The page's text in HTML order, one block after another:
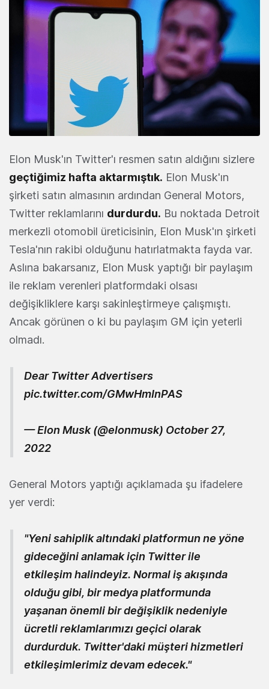
Elon Musk'ın Twitter'ı resmen satın aldığını sizlere
geçtiğimiz hafta aktarmıştık. Elon Musk'ın
şirketi satın almasının ardından General Motors,
Twitter reklamlarını durdurdu. Bu noktada Detroit
merkezli otomobil üreticisinin, Elon Musk'ın şirketi
Tesla'nın rakibi olduğunu hatırlatmakta fayda var.
Aslına bakarsanız, Elon Musk yaptığı bir paylaşım
ile reklam verenleri platformdaki olsası
değişikliklere karşı sakinleştirmeye çalışmıştı.
Ancak görünen o ki bu paylaşım GM için yeterli
olmadı.
Dear Twitter Advertisers
pic.twitter.com/GMwHmInPAS
— Elon Musk (@elonmusk) October 27,
2022
General Motors yaptığı açıklamada şu ifadelere
yer verdi:
"Yeni sahiplik altındaki platformun ne yöne
gideceğini anlamak için Twitter ile
etkileşim halindeyiz. Normal iş akışında
olduğu gibi, bir medya platformunda
yaşanan önemli bir değişiklik nedeniyle
ücretli reklamlarımızı geçici olarak
durdurduk. Twitter'daki müşteri hizmetleri
etkileşimlerimiz devam edecek."